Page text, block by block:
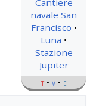
Cantiere
navale San
Francisco
Luna
Stazione
Jupiter
t v e